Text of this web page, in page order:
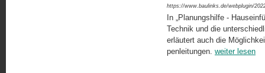
https://www.baulinks.de/webplugin/
In „Planungshilfe -
Technik und die
erläutert auch die
pen­lei­tun­gen. weiter lesen